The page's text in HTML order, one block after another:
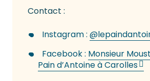
Contact :
Instagram :
Facebook : Monsieur
Pain d’Antoine à Carolles